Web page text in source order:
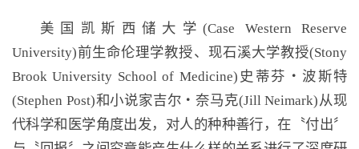
美国凯斯西储大学(Case Western Reserve
University)前生命伦理学教授、现石溪大学教授(Stony
Brook University School of Medicine)史蒂芬‧波斯特
(Stephen Post)和小说家吉尔‧奈马克(Jill Neimark)从现
代科学和医学角度出发，对人的种种善行，在〝付出〞